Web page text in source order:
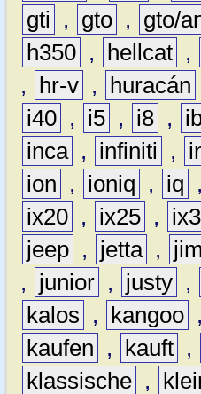
gti
, gto , gto/
h350 , hellcat ,
,
hr-v , huracán
i40 , i5 , i8 ,
inca , infiniti ,
ion
, ioniq , iq ,
ix20 , ix25 ,
jeep , jetta ,
,
junior , justy ,
kalos
, kangoo ,
kaufen
, kauft ,
klassische ,